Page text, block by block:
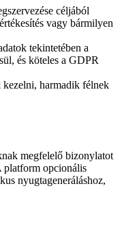
céljából
vagy bármilyen
tekintetében a
és köteles a GDPR
kezelni, harmadik félnek
megfelelő bizonylatot
platform opcionális
nyugtageneráláshoz,